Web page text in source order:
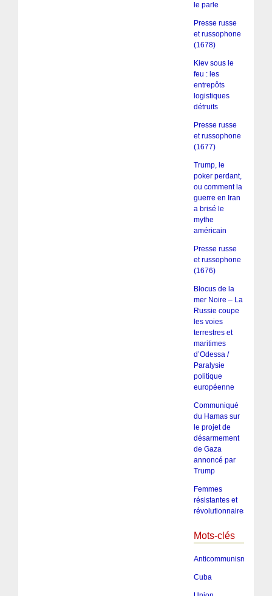
le parle
Presse russe
et russophone
(1678)
Kiev sous le
feu : les
entrepôts
logistiques
détruits
Presse russe
et russophone
(1677)
Trump, le
poker perdant,
ou comment la
guerre en Iran
a brisé le
mythe
américain
Presse russe
et russophone
(1676)
Blocus de la
mer Noire – La
Russie coupe
les voies
terrestres et
maritimes
d’Odessa /
Paralysie
politique
européenne
Communiqué
du Hamas sur
le projet de
désarmement
de Gaza
annoncé par
Trump
Femmes
résistantes et
révolutionnaires
Mots-clés
Anticommunisme
Cuba